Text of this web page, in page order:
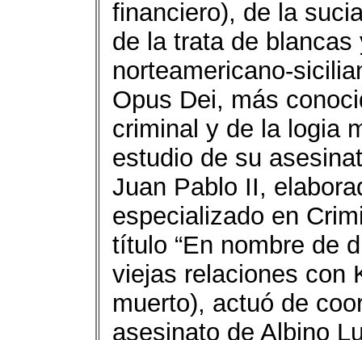
financiero), de la
de la trata de
norteamericano-
Opus Dei, más
criminal y de la logia
estudio de su
Juan Pablo II,
especializado en
título “En nombre de
viejas relaciones con
muerto), actuó de
asesinato de Albino